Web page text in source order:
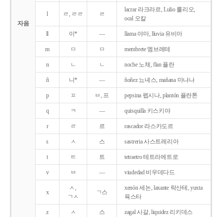
자음
l ㄹ, ㄹㄹ ㄹ
lacrar 라크라르, Lulio 룰리오,
ocal 오칼
ll 이* ― llama 야마, lluvia 유비아
m ㅁ ㅁ membrete 멤브레테
n ㄴ ㄴ noche 노체, flan 플란
ñ 니* ― ñoñez 뇨녜스, mañana 마냐나
p ㅍ ㅂ, 프 pepsina 펩시나, plantón 플란톤
q ㅋ ― quisquilla 키스키야
r ㄹ 르 rascador 라스카도르
s ㅅ 스 sastreria 사스트레리아
t ㅌ 트 tetraetro 테트라에트로
v ㅂ ― viudedad 비우데다드
x
ㅅ,
ㄱㅅ
ㄱ스
xenón 세논, laxante 락산테, yuxta
육스타
z ㅅ 스 zagal 사갈, liquidez 리키데스